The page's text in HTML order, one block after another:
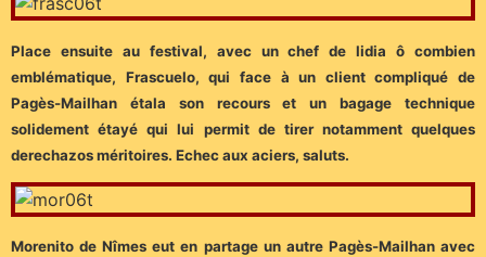
Place ensuite au festival, avec un chef de lidia ô combien
emblématique, Frascuelo, qui face à un client compliqué de
Pagès-Mailhan étala son recours et un bagage technique
solidement étayé qui lui permit de tirer notamment quelques
derechazos méritoires. Echec aux aciers, saluts.
Morenito de Nîmes eut en partage un autre Pagès-Mailhan avec